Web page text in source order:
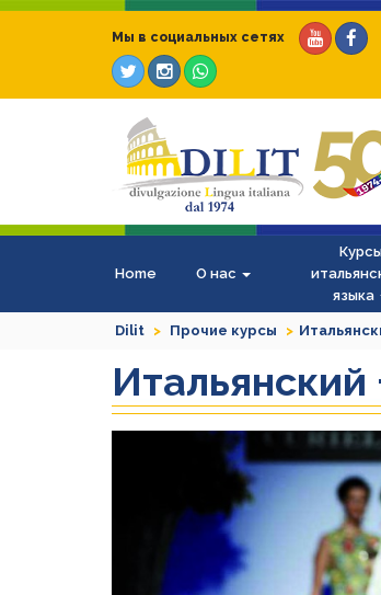
Мы в социальных сетях
Home О нас
языка
Dilit Прочие курсы